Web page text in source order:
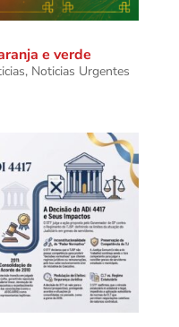
e verde
, Noticias Urgentes